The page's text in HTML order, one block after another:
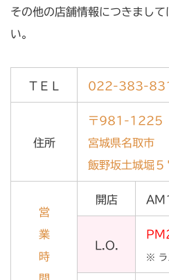
その他の店舗情報につきまし
い。
ＴＥＬ 022-383-
住所
〒981-1225
宮城県名取市
飯野坂土城堀５
営
業
時
開店
L.O.
※ ラ